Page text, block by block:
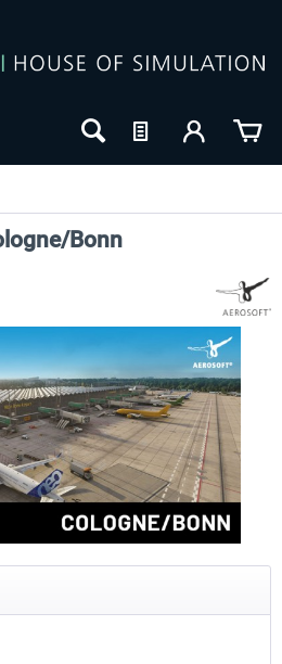
Aerosoft Mega Airport
Bonn